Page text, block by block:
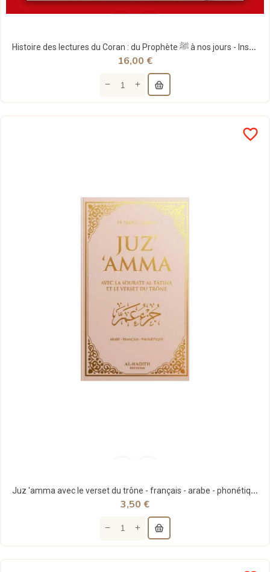
Histoire des lectures du Coran : du Prophète ﷺ à nos jours - Institut Amana - Al Bayyinah
16,00 €
favorite_border
Juz 'amma avec le verset du trône - français - arabe - phonétique - beige - al-hadith
3,50 €